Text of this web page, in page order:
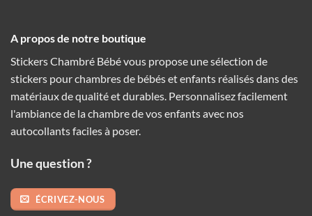
A propos de notre boutique
Stickers Chambré Bébé vous propose une sélection de
stickers pour chambres de bébés et enfants réalisés dans des
matériaux de qualité et durables. Personnalisez facilement
l'ambiance de la chambre de vos enfants avec nos
autocollants faciles à poser.
Une question ?
ÉCRIVEZ-NOUS